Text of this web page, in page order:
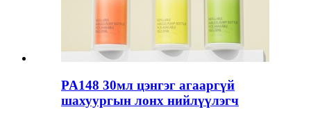
PA148 30мл цэнгэг агааргүй
шахуургын лонх нийлүүлэгч